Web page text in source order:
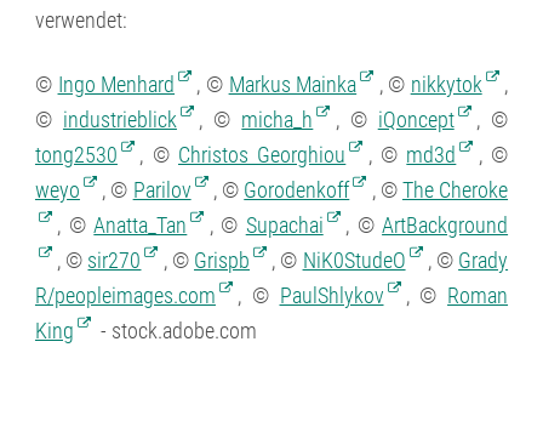
verwendet:
© Ingo Menhard , © Markus Mainka , © nikkytok
,
© industrieblick , © micha_h , © iQoncept
, ©
tong2530
, © Christos Georghiou , © md3d
, ©
weyo
, © Parilov , © Gorodenkoff , ©The Cheroke
, ©Anatta_Tan , © Supachai , ©ArtBackground
, © sir270 , © Grispb , © NiK0StudeO , © Grady
R/peopleimages.com
, © PaulShlykov , © Roman
King
- stock.adobe.com